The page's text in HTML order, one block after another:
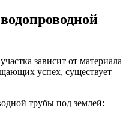
зависит от материала
успех, существует